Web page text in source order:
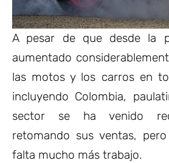
A pesar de que desde la
aumentado
las motos y los carros en
incluyendo Colombia,
sector se ha venido
retomando sus ventas,
falta mucho más trabajo.